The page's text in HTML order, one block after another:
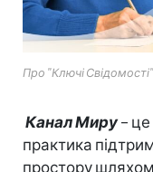
Про "Ключі Свідомості"
Канал Миру– це
практика
простору